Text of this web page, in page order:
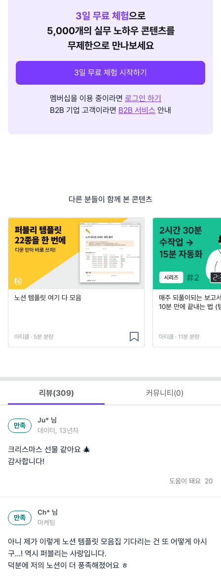
3일 무료 체험으로
5,000개의 실무 노하우 콘텐츠를
무제한으로 만나보세요
3일 무료 체험 시작하기
멤버십을 이용 중이라면 로그인 하기
B2B 기업 고객이라면 B2B 서비스 안내
다른 분들이 함께 본 콘텐츠
노션 템플릿 여기 다 모음
아티클 · 5분 분량
매주 되풀이되는 보고
10분 만에 끝내는 법 (
아티클 · 11분 분량
리뷰(309) 커뮤니티(0)
만족
Ju* 님
데이터, 13년차
크리스마스 선물 같아요 🎄
감사합니다!
도움이 돼요 20
만족
Ch* 님
마케팅
아니 제가 이렇게 노션 템플릿 모음집 기다리는 건 또 어떻게 아시
구...! 역시 퍼블리는 사랑입니다.
덕분에 저의 노션이 더 풍족해졌어요 ㅎ